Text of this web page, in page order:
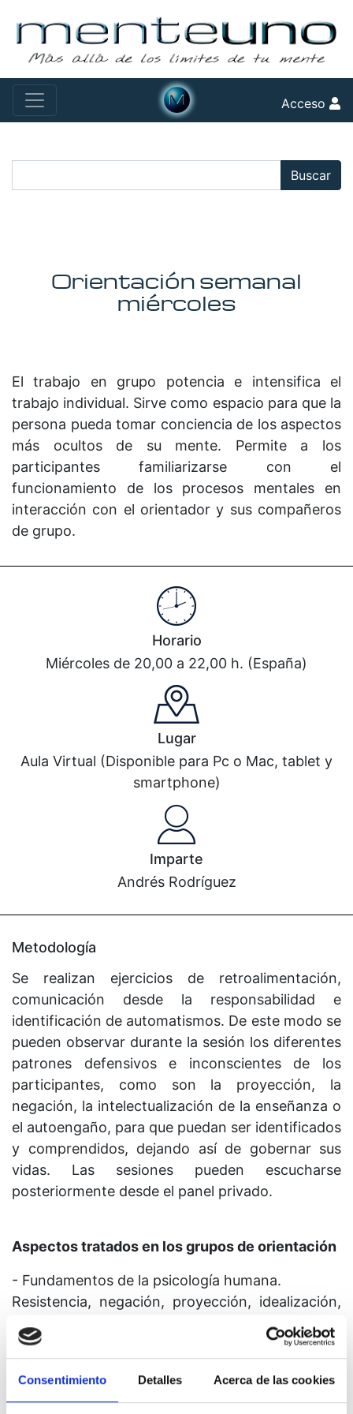
Consentimiento Detalles Acerca de las cookies
Acceso
Buscar
Orientación semanal
miércoles
El trabajo en grupo potencia e intensifica el
trabajo individual. Sirve como espacio para que la
persona pueda tomar conciencia de los aspectos
más ocultos de su mente. Permite a los
participantes familiarizarse con el
funcionamiento de los procesos mentales en
interacción con el orientador y sus compañeros
de grupo.
Horario
Miércoles de 20,00 a 22,00 h. (España)
Lugar
Aula Virtual (Disponible para Pc o Mac, tablet y
smartphone)
Imparte
Andrés Rodríguez
Metodología
Se realizan ejercicios de retroalimentación,
comunicación desde la responsabilidad e
identificación de automatismos. De este modo se
pueden observar durante la sesión los diferentes
patrones defensivos e inconscientes de los
participantes, como son la proyección, la
negación, la intelectualización de la enseñanza o
el autoengaño, para que puedan ser identificados
y comprendidos, dejando así de gobernar sus
vidas. Las sesiones pueden escucharse
posteriormente desde el panel privado.
Aspectos tratados en los grupos de orientación
- Fundamentos de la psicología humana.
Resistencia, negación, proyección, idealización,
idolatría, fabricación del yo y disociación.
- Psicología de los grupos.
Comunicación, alianzas, manipulación,
confrontación, dinámica de grupos y